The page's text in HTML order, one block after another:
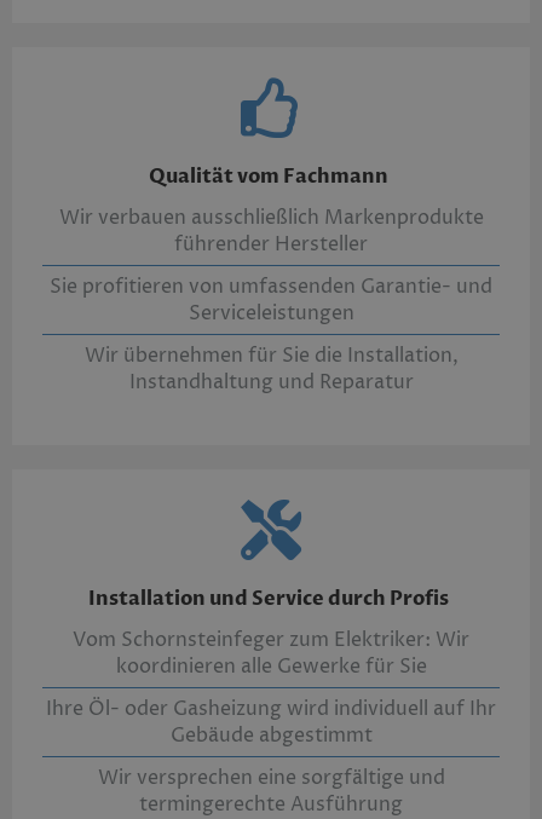
Qualität vom Fachmann
Wir verbauen ausschließlich Markenprodukte
führender Hersteller
Sie profitieren von umfassenden Garantie- und
Serviceleistungen
Wir übernehmen für Sie die Installation,
Instandhaltung und Reparatur
Installation und Service durch Profis
Vom Schornsteinfeger zum Elektriker: Wir
koordinieren alle Gewerke für Sie
Ihre Öl- oder Gasheizung wird individuell auf Ihr
Gebäude abgestimmt
Wir versprechen eine sorgfältige und
termingerechte Ausführung